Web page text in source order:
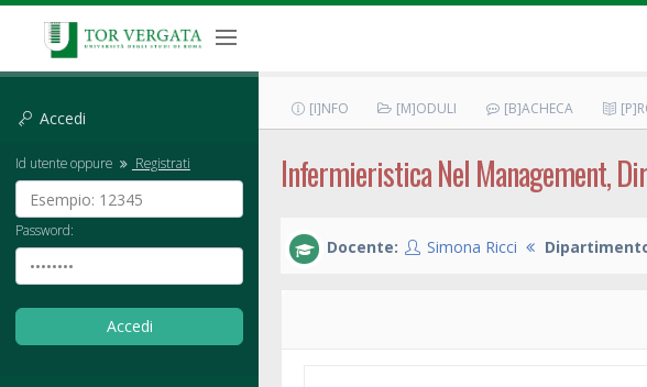
Accedi
Id utente oppure Registrati
Password:
[I]NFO [M]ODULI [B]ACHECA
Infermieristica Nel Management,
Docente: Simona Ricci